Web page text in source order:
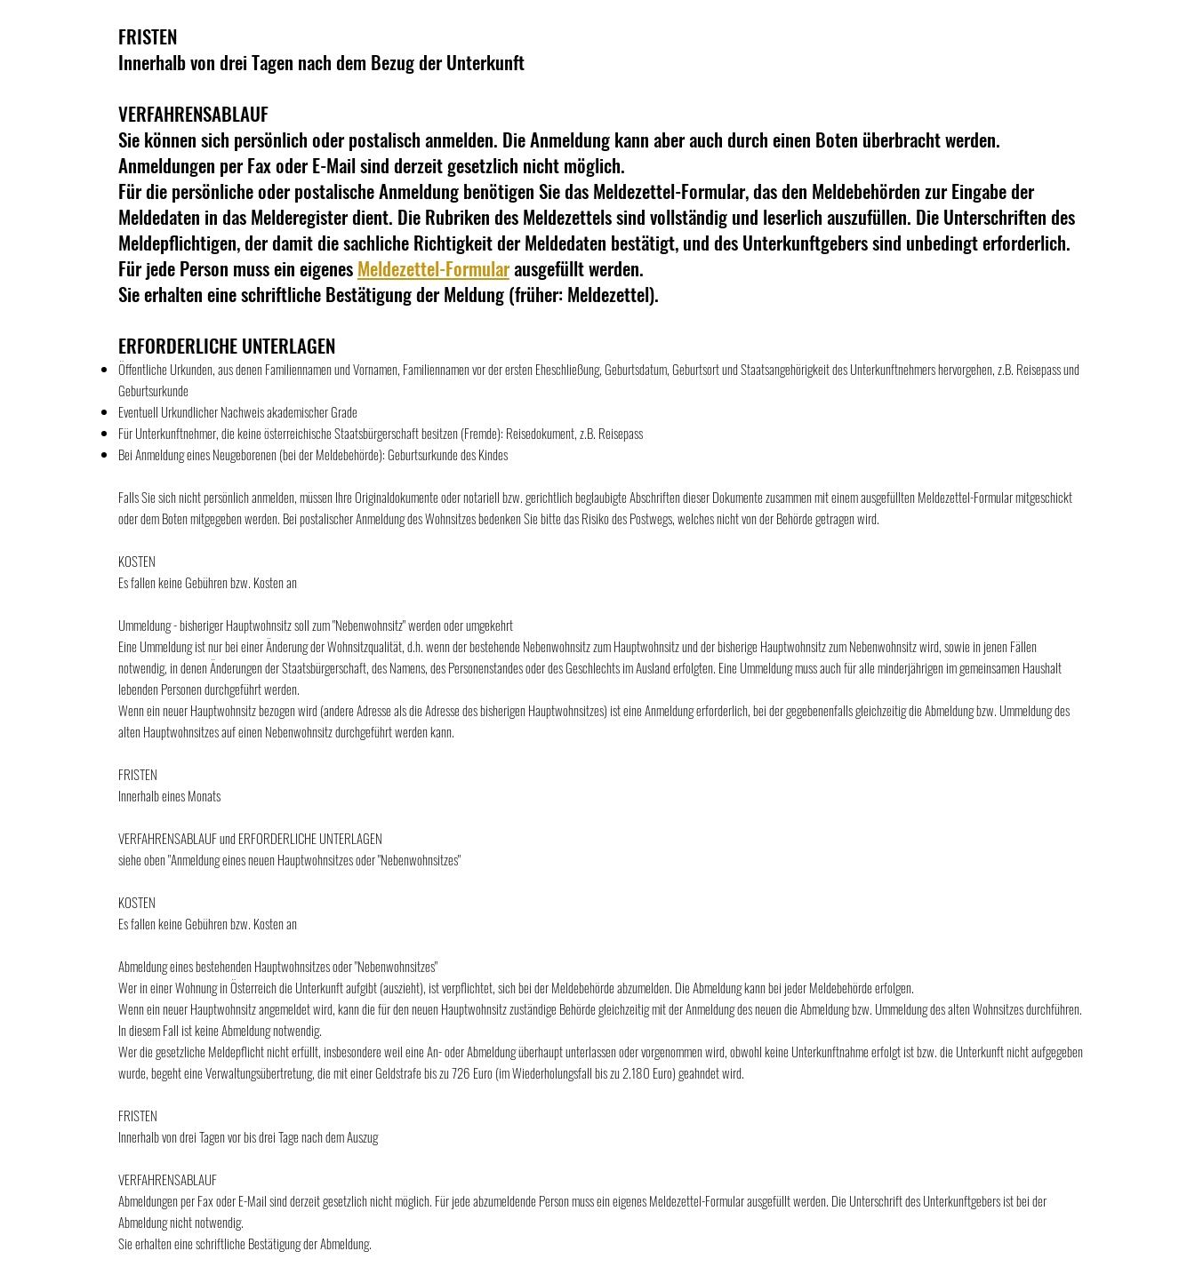
FRISTEN
Innerhalb von drei Tagen nach dem Bezug der Unterkunft
VERFAHRENSABLAUF
Sie können sich persönlich oder postalisch anmelden. Die Anmeldung kann aber auch durch einen Boten überbracht werden.
Anmeldungen per Fax oder E-Mail sind derzeit gesetzlich nicht möglich.
Für die persönliche oder postalische Anmeldung benötigen Sie das Meldezettel-Formular, das den Meldebehörden zur Eingabe der
Meldedaten in das Melderegister dient. Die Rubriken des Meldezettels sind vollständig und leserlich auszufüllen. Die Unterschriften des
Meldepflichtigen, der damit die sachliche Richtigkeit der Meldedaten bestätigt, und des Unterkunftgebers sind unbedingt erforderlich.
Für jede Person muss ein eigenesMeldezettel-Formularausgefüllt werden.
Sie erhalten eine schriftliche Bestätigung der Meldung (früher: Meldezettel).
ERFORDERLICHE UNTERLAGEN
Öffentliche Urkunden, aus denen Familiennamen und Vornamen, Familiennamen vor der ersten Eheschließung, Geburtsdatum, Geburtsort und Staatsangehörigkeit des Unterkunftnehmers hervorgehen, z.B. Reisepass und
Geburtsurkunde
Eventuell Urkundlicher Nachweis akademischer Grade
Für Unterkunftnehmer, die keine österreichische Staatsbürgerschaft besitzen (Fremde): Reisedokument, z.B. Reisepass
Bei Anmeldung eines Neugeborenen (bei der Meldebehörde): Geburtsurkunde des Kindes
Falls Sie sich nicht persönlich anmelden, müssen Ihre Originaldokumente oder notariell bzw. gerichtlich beglaubigte Abschriften dieser Dokumente zusammen mit einem ausgefüllten Meldezettel-Formular mitgeschickt
oder dem Boten mitgegeben werden. Bei postalischer Anmeldung des Wohnsitzes bedenken Sie bitte das Risiko des Postwegs, welches nicht von der Behörde getragen wird.
KOSTEN
Es fallen keine Gebühren bzw. Kosten an
Ummeldung - bisheriger Hauptwohnsitz soll zum "Nebenwohnsitz" werden oder umgekehrt
Eine Ummeldung ist nur bei einer Änderung der Wohnsitzqualität, d.h. wenn der bestehende Nebenwohnsitz zum Hauptwohnsitz und der bisherige Hauptwohnsitz zum Nebenwohnsitz wird, sowie in jenen Fällen
notwendig, in denen Änderungen der Staatsbürgerschaft, des Namens, des Personenstandes oder des Geschlechts im Ausland erfolgten. Eine Ummeldung muss auch für alle minderjährigen im gemeinsamen Haushalt
lebenden Personen durchgeführt werden.
Wenn ein neuer Hauptwohnsitz bezogen wird (andere Adresse als die Adresse des bisherigen Hauptwohnsitzes) ist eine Anmeldung erforderlich, bei der gegebenenfalls gleichzeitig die Abmeldung bzw. Ummeldung des
alten Hauptwohnsitzes auf einen Nebenwohnsitz durchgeführt werden kann.
FRISTEN
Innerhalb eines Monats
VERFAHRENSABLAUF und ERFORDERLICHE UNTERLAGEN
siehe oben "Anmeldung eines neuen Hauptwohnsitzes oder "Nebenwohnsitzes"
KOSTEN
Es fallen keine Gebühren bzw. Kosten an
Abmeldung eines bestehenden Hauptwohnsitzes oder "Nebenwohnsitzes"
Wer in einer Wohnung in Österreich die Unterkunft aufgibt (auszieht), ist verpflichtet, sich bei der Meldebehörde abzumelden. Die Abmeldung kann bei jeder Meldebehörde erfolgen.
Wenn ein neuer Hauptwohnsitz angemeldet wird, kann die für den neuen Hauptwohnsitz zuständige Behörde gleichzeitig mit der Anmeldung des neuen die Abmeldung bzw. Ummeldung des alten Wohnsitzes durchführen.
In diesem Fall ist keine Abmeldung notwendig.
Wer die gesetzliche Meldepflicht nicht erfüllt, insbesondere weil eine An- oder Abmeldung überhaupt unterlassen oder vorgenommen wird, obwohl keine Unterkunftnahme erfolgt ist bzw. die Unterkunft nicht aufgegeben
wurde, begeht eine Verwaltungsübertretung, die mit einer Geldstrafe bis zu 726 Euro (im Wiederholungsfall bis zu 2.180 Euro) geahndet wird.
FRISTEN
Innerhalb von drei Tagen vor bis drei Tage nach dem Auszug
VERFAHRENSABLAUF
Abmeldungen per Fax oder E-Mail sind derzeit gesetzlich nicht möglich. Für jede abzumeldende Person muss ein eigenes Meldezettel-Formular ausgefüllt werden. Die Unterschrift des Unterkunftgebers ist bei der
Abmeldung nicht notwendig.
Sie erhalten eine schriftliche Bestätigung der Abmeldung.